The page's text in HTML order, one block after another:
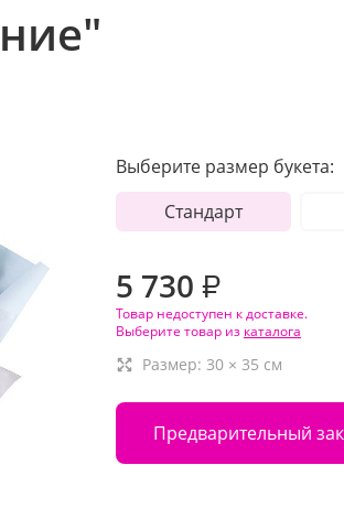
Выберите размер букета:
Стандарт
5 730 ₽
Товар недоступен к доставке.
Выберите товар из каталога
Размер: 30 × 35 см
Предварительный